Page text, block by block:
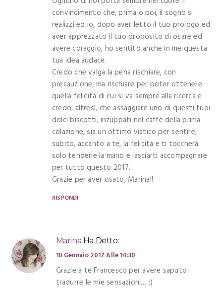
convincimento che, prima o poi, il sogno si
realizzi ed io, dopo aver letto il tuo prologo ed
aver apprezzato il tuo proposito di osare ed
avere coraggio, ho sentito anche in me questa
tua idea audace.
Credo che valga la pena rischiare, con
precauzione, ma rischiare per poter ottenere
quella felicità di cui si va sempre alla ricerca e
credo, altresì, che assaggiare uno di questi tuoi
dolci biscotti, inzuppati nel caffè della prima
colazione, sia un ottimo viatico per sentire,
subito, accanto a te, la felicità e ti toccherà
solo tenderle la mano e lasciarti accompagnare
per tutto questo 2017.
Grazie per aver osato, Marina!!
RISPONDI
Marina Ha Detto:
10 Gennaio 2017 Alle 14:30
Grazie a te Francesco per avere saputo
tradurre le mie sensazioni… :)